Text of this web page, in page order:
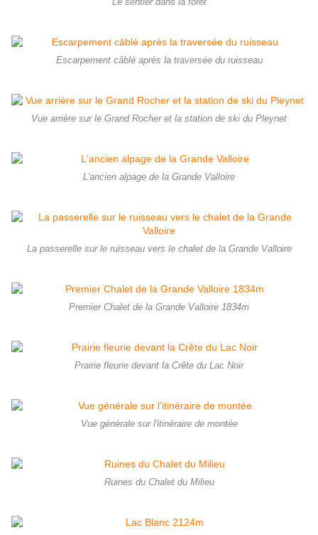
Le sentier dans la forêt
Escarpement câblé après la traversée du ruisseau
Vue arrière sur le Grand Rocher et la station de ski du Pleynet
L'ancien alpage de la Grande Valloire
La passerelle sur le ruisseau vers le chalet de la Grande Valloire
Premier Chalet de la Grande Valloire 1834m
Prairie fleurie devant la Crête du Lac Noir
Vue générale sur l'itinéraire de montée
Ruines du Chalet du Milieu